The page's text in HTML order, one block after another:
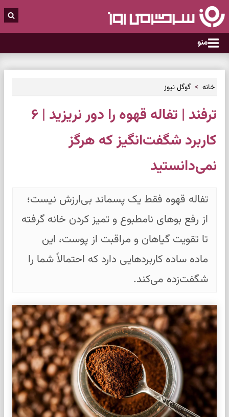
منو
خانه گوگل نیوز
ترفند | تفاله قهوه را دور نریزید | ۶
کاربرد شگفت‌انگیز که هرگز
نمی‌دانستید
تفاله قهوه فقط یک پسماند بی‌ارزش نیست؛
از رفع بوهای نامطبوع و تمیز کردن خانه گرفته
تا تقویت گیاهان و مراقبت از پوست، این
ماده ساده کاربردهایی دارد که احتمالاً شما را
شگفت‌زده می‌کند.